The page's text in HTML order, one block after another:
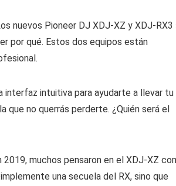
nuevos Pioneer DJ XDJ-XZ y XDJ-RX3
por qué. Estos dos equipos están
interfaz intuitiva para ayudarte a llevar tu
no querrás perderte. ¿Quién será el
2019, muchos pensaron en el XDJ-XZ
una secuela del RX, sino que